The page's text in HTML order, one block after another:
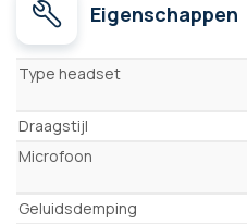
Eigenschappen
Eigenschappen
Type headset
Draagstijl
Microfoon
Geluidsdemping